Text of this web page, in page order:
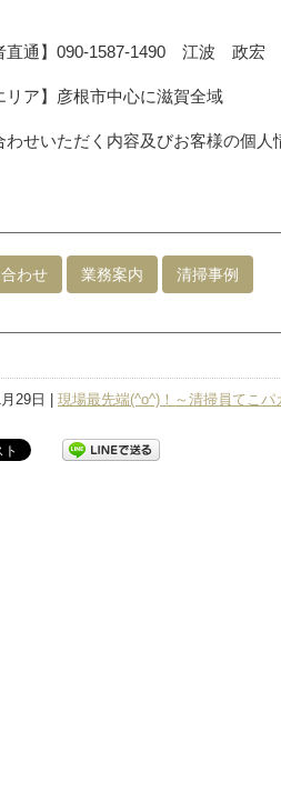
直通】090-1587-1490 江波 政宏
リア】彦根市中心に滋賀全域
わせいただく内容及びお客様の個人
わせ 業務案内 清掃事例
29日 | 現場最先端(^o^)！～清掃員てこパ